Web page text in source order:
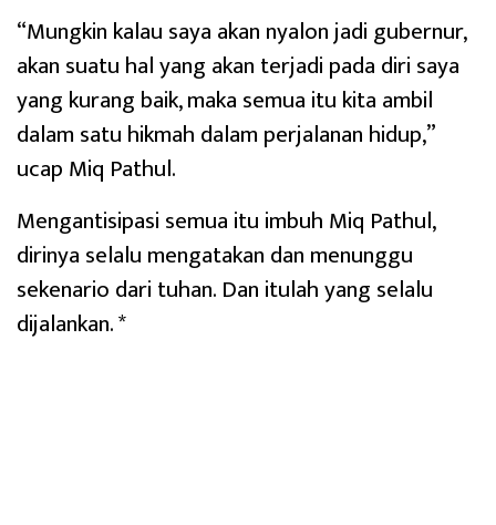
“Mungkin kalau saya akan nyalon jadi gubernur,
akan suatu hal yang akan terjadi pada diri saya
yang kurang baik, maka semua itu kita ambil
dalam satu hikmah dalam perjalanan hidup,”
ucap Miq Pathul.
Mengantisipasi semua itu imbuh Miq Pathul,
dirinya selalu mengatakan dan menunggu
sekenario dari tuhan. Dan itulah yang selalu
dijalankan. *